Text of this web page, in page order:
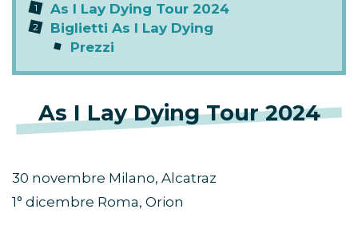
As I Lay Dying Tour 2024
Biglietti As I Lay Dying
Prezzi
As I Lay Dying Tour 2024
30 novembre Milano, Alcatraz
1° dicembre Roma, Orion